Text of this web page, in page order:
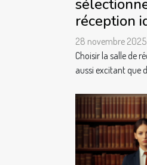
réception
28 novembre 2025
Choisir la salle de
aussi excitant que